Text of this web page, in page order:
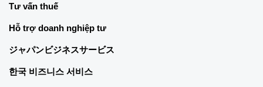
Tư vấn thuế
Hỗ trợ doanh nghiệp tư
ジャパンビジネスサービス
한국 비즈니스 서비스